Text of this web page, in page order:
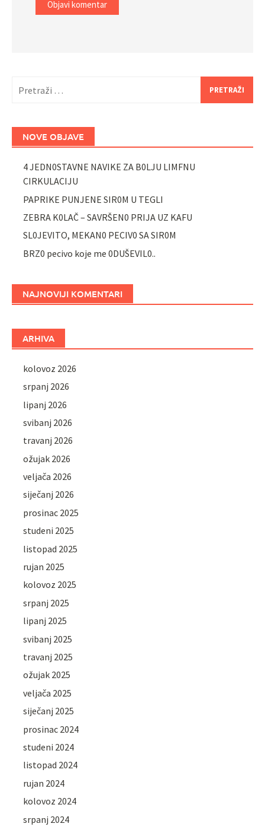
NOVE OBJAVE
4 JEDN0STAVNE NAVIKE ZA B0LJU LIMFNU
CIRKULACIJU
PAPRIKE PUNJENE SIR0M U TEGLI
ZEBRA K0LAČ – SAVRŠEN0 PRIJA UZ KAFU
SL0JEVITO, MEKAN0 PECIV0 SA SIR0M
BRZ0 pecivo koje me 0DUŠEVIL0..
NAJNOVIJI KOMENTARI
ARHIVA
kolovoz 2026
srpanj 2026
lipanj 2026
svibanj 2026
travanj 2026
ožujak 2026
veljača 2026
siječanj 2026
prosinac 2025
studeni 2025
listopad 2025
rujan 2025
kolovoz 2025
srpanj 2025
lipanj 2025
svibanj 2025
travanj 2025
ožujak 2025
veljača 2025
siječanj 2025
prosinac 2024
studeni 2024
listopad 2024
rujan 2024
kolovoz 2024
srpanj 2024